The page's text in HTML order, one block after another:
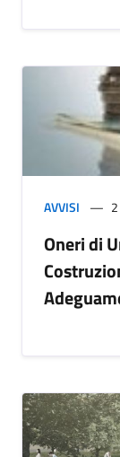
AVVISI
Oneri di